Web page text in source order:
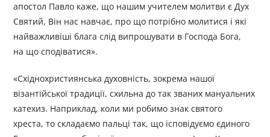
апостол Павло каже, що нашим учителем молитви є Дух
Святий, Він нас навчає, про що потрібно молитися і які
найважливіші блага слід випрошувати в Господа Бога,
на що сподіватися».
«Східнохристиянська духовність, зокрема нашої
візантійської традиції, схильна до так званих мануальних
катехиз. Наприклад, коли ми робимо знак святого
хреста, то складаємо пальці так, що ісповідуємо єдиного